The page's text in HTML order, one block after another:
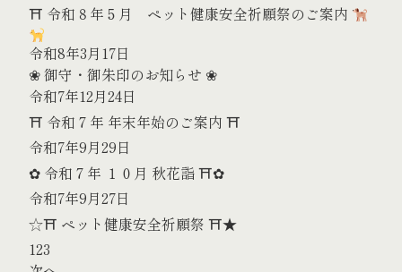
⛩ 令和８年５月 ペット健康安全祈願祭のご案内
令和8年3月17日
❀ 御守・御朱印のお知らせ ❀
令和7年12月24日
⛩ 令和７年 年末年始のご案内 ⛩
令和7年9月29日
✿ 令和７年 １０月 秋花詣 ⛩✿
令和7年9月27日
☆⛩ ペット健康安全祈願祭 ⛩★
123